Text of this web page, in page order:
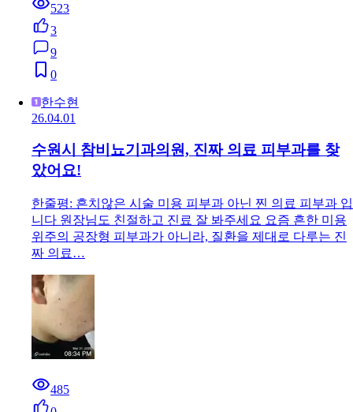
523
3
9
0
한수현
26.04.01
수원시 참비뇨기과의원, 진짜 의료 피부과를 찾
았어요!
한줄평: 흔치않은 시술 미용 피부과 아닌 찐 의료 피부과 입
니다 원장님도 친절하고 진료 잘 봐주세요 요즘 흔한 미용
위주의 공장형 피부과가 아니라, 질환을 제대로 다루는 진
짜 의료…
485